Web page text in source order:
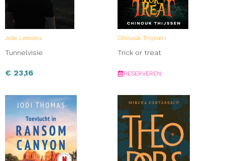
Jelle Lemstra
Tunnelvisie
€ 23,16
Chinouk Thijssen
Trick or treat
RESERVEREN